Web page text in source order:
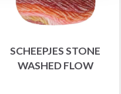
SCHEEPJES STONE
WASHED FLOW